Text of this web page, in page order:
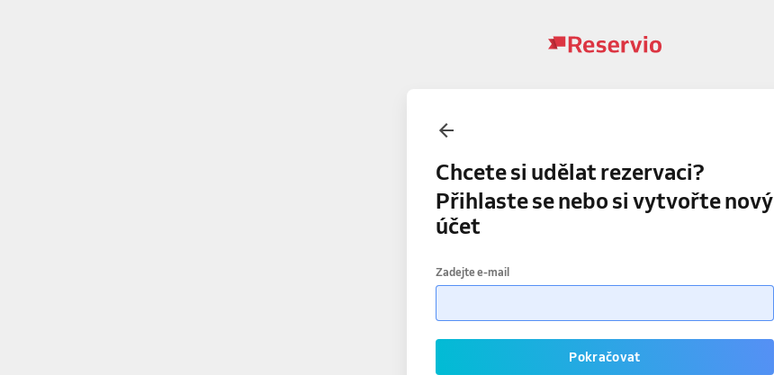
Chcete si udělat rezervaci?
Přihlaste se nebo si vytvořte nový
účet
Zadejte e-mail
Pokračovat